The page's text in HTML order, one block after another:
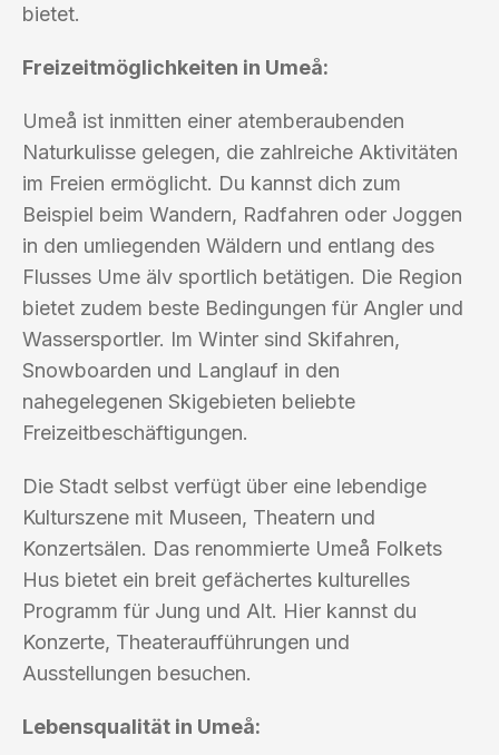
bietet.
Freizeitmöglichkeiten in Umeå:
Umeå ist inmitten einer atemberaubenden
Naturkulisse gelegen, die zahlreiche Aktivitäten
im Freien ermöglicht. Du kannst dich zum
Beispiel beim Wandern, Radfahren oder Joggen
in den umliegenden Wäldern und entlang des
Flusses Ume älv sportlich betätigen. Die Region
bietet zudem beste Bedingungen für Angler und
Wassersportler. Im Winter sind Skifahren,
Snowboarden und Langlauf in den
nahegelegenen Skigebieten beliebte
Freizeitbeschäftigungen.
Die Stadt selbst verfügt über eine lebendige
Kulturszene mit Museen, Theatern und
Konzertsälen. Das renommierte Umeå Folkets
Hus bietet ein breit gefächertes kulturelles
Programm für Jung und Alt. Hier kannst du
Konzerte, Theateraufführungen und
Ausstellungen besuchen.
Lebensqualität in Umeå: